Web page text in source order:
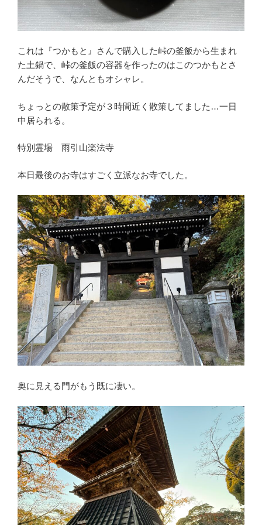
これは『つかもと』さんで購入した峠の釜飯から生まれ
た土鍋で、峠の釜飯の容器を作ったのはこのつかもとさ
んだそうで、なんともオシャレ。
ちょっとの散策予定が３時間近く散策してました…一日
中居られる。
特別霊場 雨引山楽法寺
本日最後のお寺はすごく立派なお寺でした。
奥に見える門がもう既に凄い。